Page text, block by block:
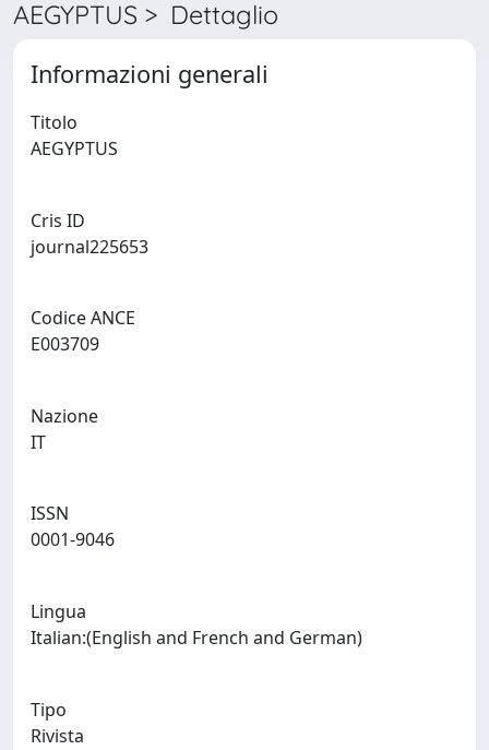
AEGYPTUS > Dettaglio
Informazioni generali
Titolo
Cris ID
Codice ANCE
Nazione
ISSN
Lingua
Tipo
Rivista